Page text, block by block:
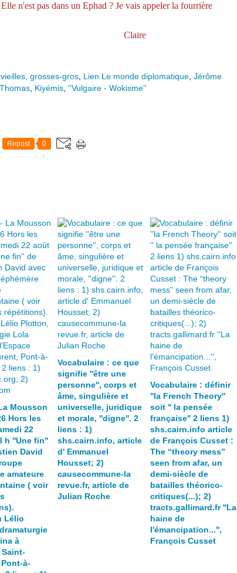
n'est pas dans un Ephad ? Je vais appeler la fourrière
grosses-gros Lien Le monde diplomatique Jérôme
Kiyémis ''Vulgaire - Wokisme''
Repost 0
Mousson
Hors les
22
h ''Une fin''
David
amateure
( voir
Lélio
à
Saint-
à-
Vocabulaire : ce que
signifie ''être une
personne'', corps et
âme, singulière et
universelle, juridique
et morale, ''digne''. 2
liens : 1)
shs.cairn.info, article
d' Emmanuel
Housset; 2)
causecommune-la
revue.fr, article de
Julian Roche
Vocabulaire : définir
''la French Theory''
soit '' la pensée
française'' 2 liens 1)
shs.cairn.info article
de François Cusset :
The “theory mess”
seen from afar, un
demi-siècle de
batailles théorico-
critiques(...); 2)
tracts.gallimard.fr ''La
haine de
l'émancipation...'',
François Cusset